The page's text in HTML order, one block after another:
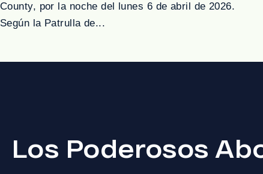
County, por la noche del lunes 6 de abril de 2026.
Según la Patrulla de...
Los Poderosos